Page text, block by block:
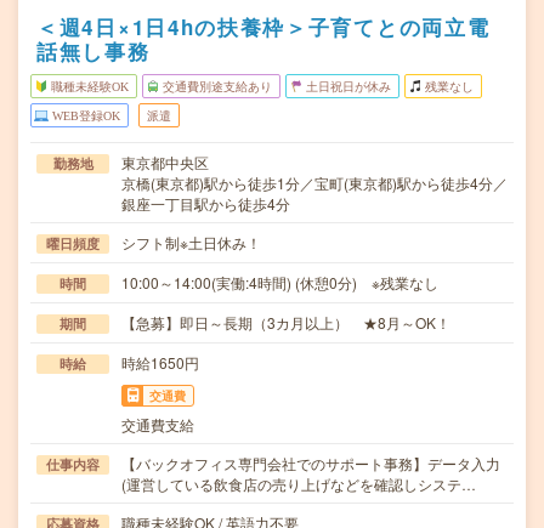
＜週4日×1日4hの扶養枠＞子育てとの両立電
話無し事務
職種未経験OK 交通費別途支給あり 土日祝日が休み 残業なし
WEB登録OK 派遣
勤務地
東京都中央区
京橋(東京都)駅から徒歩1分／宝町(東京都)駅から徒歩4分／
銀座一丁目駅から徒歩4分
曜日頻度 シフト制※土日休み！
時間 10:00～14:00(実働:4時間) (休憩0分) ※残業なし
期間 【急募】即日～長期（3カ月以上） ★8月～OK！
時給 時給1650円
交通費
交通費支給
仕事内容
【バックオフィス専門会社でのサポート事務】データ入力
(運営している飲食店の売り上げなどを確認しシステ…
応募資格
職種未経験OK / 英語力不要